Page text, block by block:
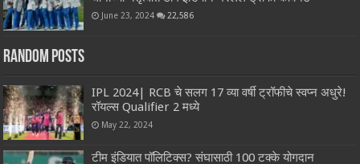
June 23, 2024 22,586
Random Posts
IPL 2024| RCB चे सलग 17 व्या वर्षी ट्रॉफीचे स्वप्न अधुरे!
रॉयल्स Qualifier 2 मध्ये
May 22, 2024
टीम इंडियात पॉलिटिक्स? संघासाठी 100 टक्के योगदान